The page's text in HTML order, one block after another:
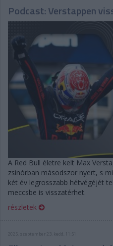
Podcast: Verstappen
A Red Bull életre kelt Max
zsinórban másodszor nyert, s
két év legrosszabb hétvégéjét
meccsbe is visszatérhet.
részletek
2025. szeptember 23. kedd, 11:51